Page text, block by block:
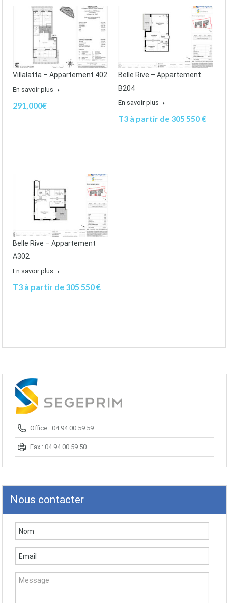
Villalatta – Appartement 402
En savoir plus
291,000€
Belle Rive – Appartement
B204
En savoir plus
T3 à partir de 305 550 €
Belle Rive – Appartement
A302
En savoir plus
T3 à partir de 305 550 €
Office : 04 94 00 59 59
Fax : 04 94 00 59 50
Nous contacter